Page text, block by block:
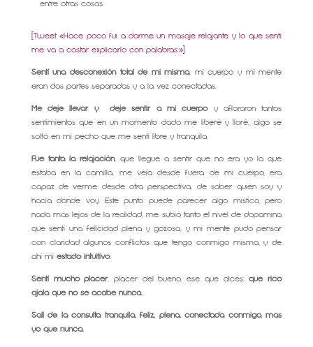
entre otras cosas.
[Tweet «Hace poco fui a darme un masaje relajante y lo que sentí
me va a costar explicarlo con palabras:»]
Sentí una desconexión total de mi misma, mi cuerpo y mi mente
eran dos partes separadas y a la vez conectadas.
Me dejé llevar y dejé sentir a mi cuerpoy afloraron tantos
sentimientos que en un momento dado me liberé y lloré, algo se
soltó en mi pecho que me sentí libre y tranquila.
Fue tanta la relajación, que llegué a sentir que no era yo la que
estaba en la camilla, me veía desde fuera de mi cuerpo, era
capaz de verme desde otra perspectiva, de saber quién soy y
hacia donde voy. Este punto puede parecer algo místico, pero
nada más lejos de la realidad, me subió tanto el nivel de dopamina
que sentí una felicidad plena y gozosa, y mi mente pudo pensar
con claridad algunos conflictos que tengo conmigo misma, y de
ahí miestado intuitivo.
Sentí mucho placer, placer del bueno, ese que dices:que rico
ojalá que no se acabe nunca.
Salí de la consulta tranquila, feliz, plena, conectada conmigo, más
yo que nunca.